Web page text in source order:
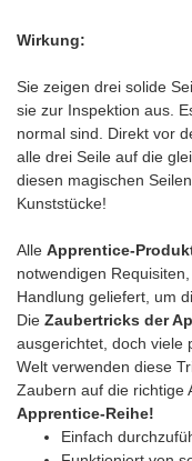
Wirkung:
Sie zeigen drei solide
sie zur Inspektion aus.
normal sind. Direkt vor
alle drei Seile auf die
diesen magischen
Kunststücke!
Alle Apprentice-
notwendigen
Handlung geliefert, um
Die Zaubertricks der
ausgerichtet, doch viele
Welt verwenden diese
Zaubern auf die richtige
Apprentice-Reihe!
Einfach